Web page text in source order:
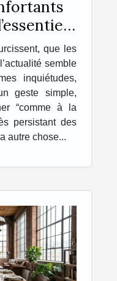
que les
semble
inquiétudes,
geste simple,
“comme à la
persistant des
autre chose...